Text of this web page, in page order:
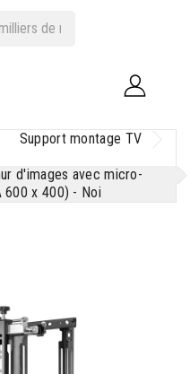
Support montage TV
d'images avec micro-
600 x 400) - Noi